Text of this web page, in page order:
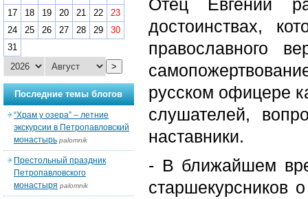
Отец Евгений
достоинствах,
православного
русском офицере
слушателей,
наставники.
- В ближайшем
старшекурсников
17
18 19 20 21 22
23
24
25 26 27 28 29
30
31
>
Последние темы блогов
“Храм у озера” – летние
экскурсии в Петропавловский
монастырь palomnik
Престольный праздник
Петропавловского
монастыря palomnik